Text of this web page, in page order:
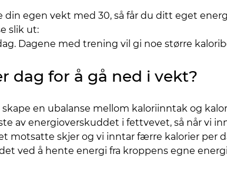
din egen vekt med 30, så får du ditt eget
slik ut:
Dagene med trening vil gi noe større
dag for å gå ned i vekt?
en ubalanse mellom kaloriinntak og
av energioverskuddet i fettvevet, så når vi
motsatte skjer og vi inntar færre kalorier per
ved å hente energi fra kroppens egne